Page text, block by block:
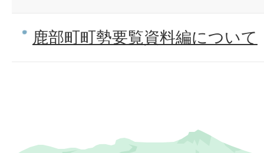
鹿部町町勢要覧資料編について